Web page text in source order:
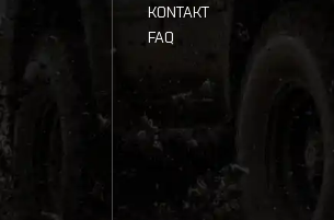
KONTAKT
FAQ